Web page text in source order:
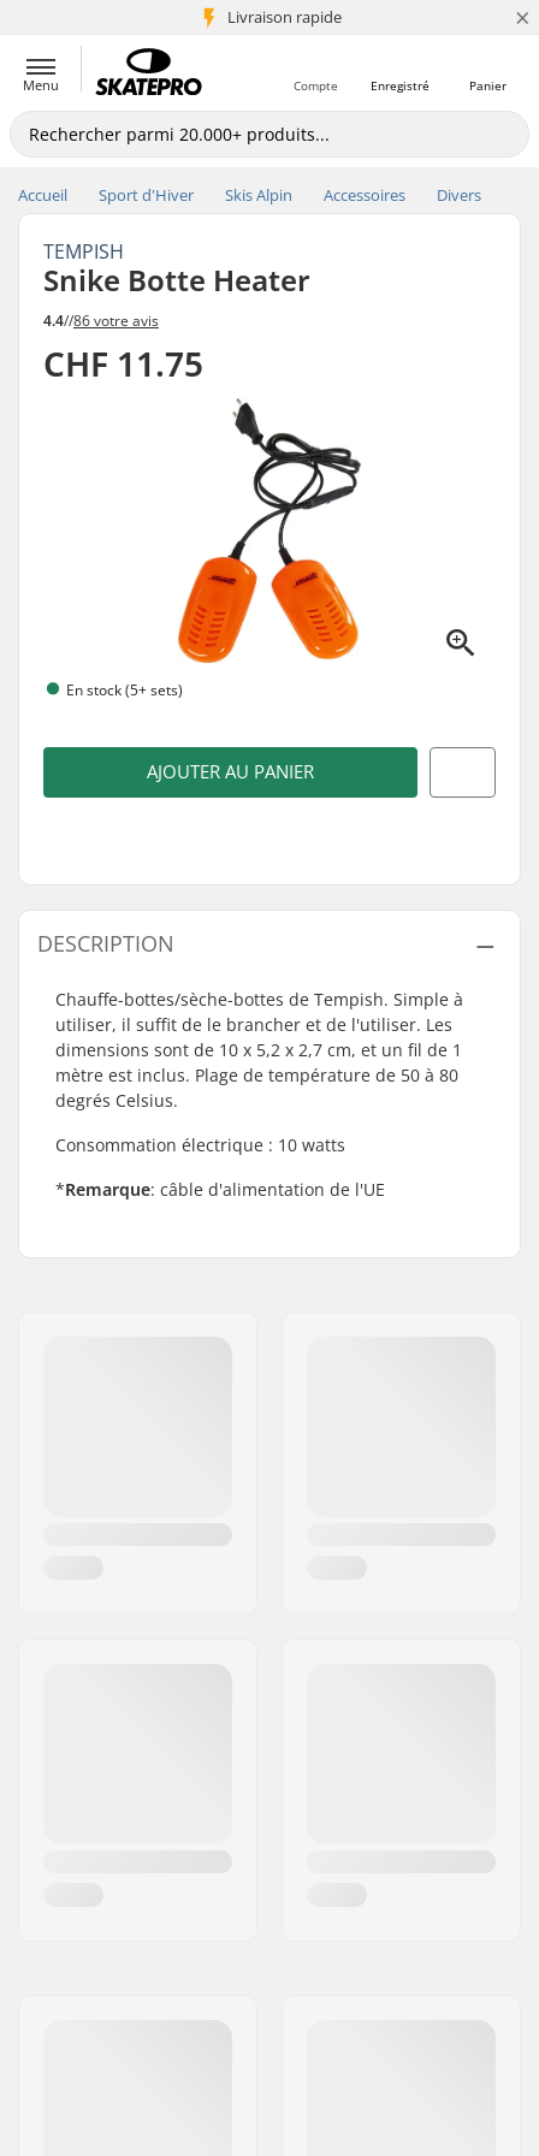
Livraison rapide
+5 mio de clients ×
Menu Panier
Enregistré
Compte
Accueil Sport d'Hiver Skis Alpin Accessoires Divers
TEMPISH
Snike Botte Heater
4.4//86 votre avis
CHF 11.75
En stock (5+ sets)
AJOUTER AU PANIER
DESCRIPTION
Chauffe-bottes/sèche-bottes de Tempish. Simple à
utiliser, il suffit de le brancher et de l'utiliser. Les
dimensions sont de 10 x 5,2 x 2,7 cm, et un fil de 1
mètre est inclus. Plage de température de 50 à 80
degrés Celsius.
Consommation électrique : 10 watts
*Remarque: câble d'alimentation de l'UE